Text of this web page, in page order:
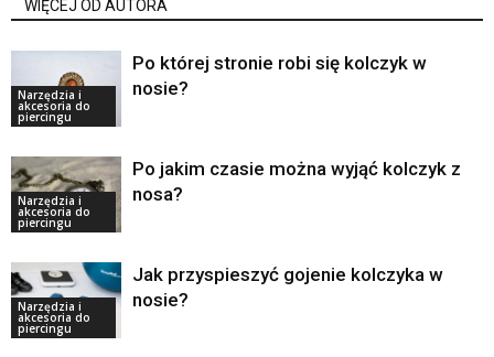
WIĘCEJ OD AUTORA
Narzędzia i
akcesoria do
piercingu
Po której stronie robi się kolczyk w
nosie?
Narzędzia i
akcesoria do
piercingu
Po jakim czasie można wyjąć kolczyk z
nosa?
Narzędzia i
akcesoria do
piercingu
Jak przyspieszyć gojenie kolczyka w
nosie?